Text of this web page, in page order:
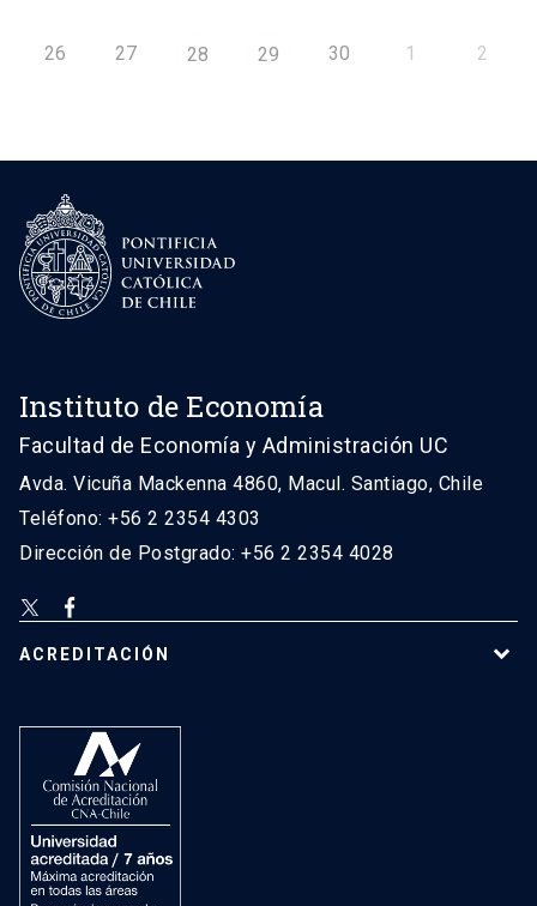
26 27 28 29 30 1 2
Instituto de Economía
Facultad de Economía y Administración UC
Avda. Vicuña Mackenna 4860, Macul. Santiago, Chile
Teléfono: +56 2 2354 4303
Dirección de Postgrado: +56 2 2354 4028
ACREDITACIÓN